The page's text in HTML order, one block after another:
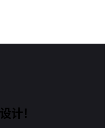
计！